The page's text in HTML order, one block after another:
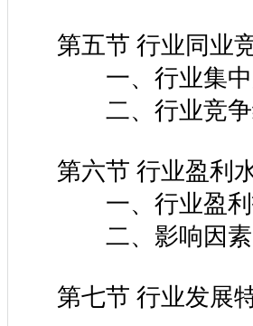
第五节 行业同业
一、行业集中
二、行业竞争
第六节 行业盈利水
一、行业盈利
二、影响因素
第七节 行业发展特